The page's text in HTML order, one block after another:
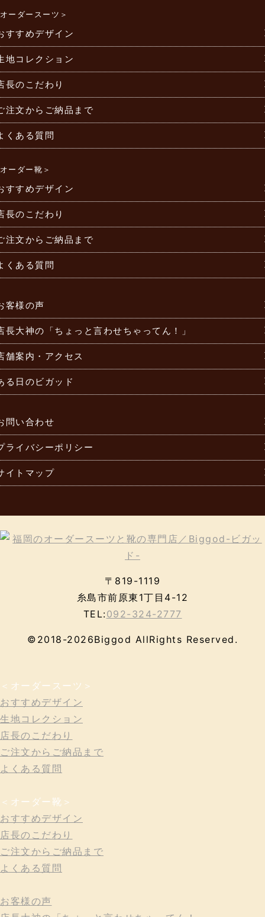
ーダースーツ＞
すすめデザイン
地コレクション
長のこだわり
注文からご納品まで
くある質問
ーダー靴＞
すすめデザイン
長のこだわり
注文からご納品まで
くある質問
客様の声
長大神の「ちょっと言わせちゃってん！」
舗案内・アクセス
る日のビガッド
問い合わせ
ライバシーポリシー
イトマップ
〒819-1119
糸島市前原東1丁目4-12
TEL:092-324-2777
©2018-2026Biggod AllRights Reserved.
＜オーダースーツ＞
おすすめデザイン
生地コレクション
店長のこだわり
ご注文からご納品まで
よくある質問
＜オーダー靴＞
おすすめデザイン
店長のこだわり
ご注文からご納品まで
よくある質問
お客様の声